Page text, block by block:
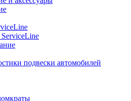
подвески автомобилей